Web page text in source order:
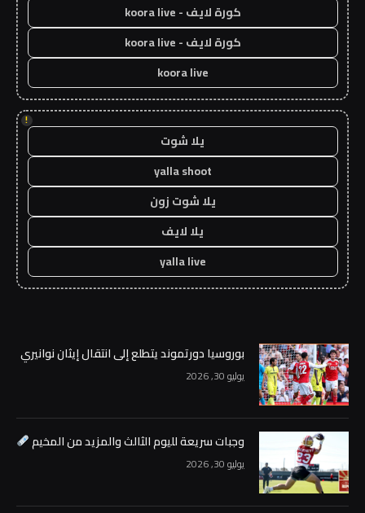
كورة لايف - koora live
كورة لايف - koora live
koora live
!
يلا شوت
yalla shoot
يلا شوت زون
يلا لايف
yalla live
بوروسيا دورتموند يتطلع إلى انتقال إيثان نوانيري
يوليو 30, 2026
وجبات سريعة لليوم الثالث والمزيد من المخيم
يوليو 30, 2026